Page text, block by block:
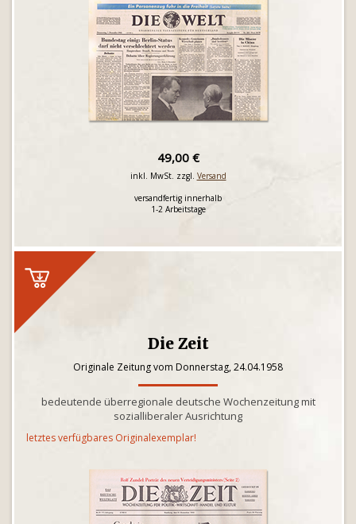
49,00 €
inkl. MwSt. zzgl. Versand
versandfertig innerhalb
1-2 Arbeitstage
Die Zeit
Originale Zeitung vom Donnerstag, 24.04.1958
bedeutende überregionale deutsche Wochenzeitung mit
sozialliberaler Ausrichtung
letztes verfügbares Originalexemplar!